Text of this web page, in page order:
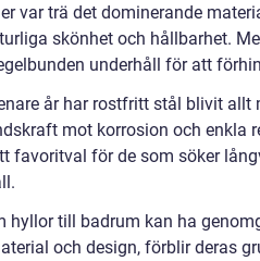
var trä det dominerande
skönhet och hållbarhet.
underhåll för att
år har rostfritt stål blivit allt
mot korrosion och enkla
favoritval för de som söker
hyllor till badrum kan ha
och design, förblir deras